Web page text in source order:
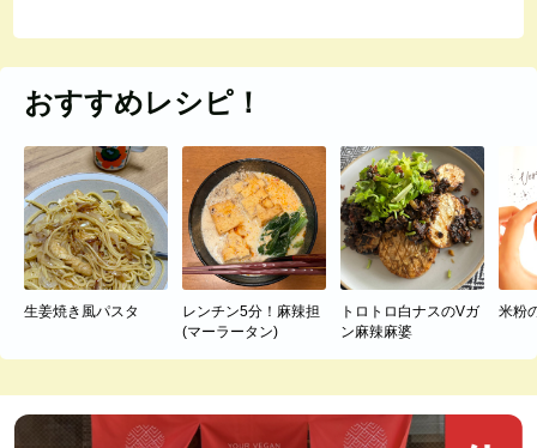
おすすめレシピ！
生姜焼き風パスタ
レンチン5分！麻辣担
(マーラータン)
トロトロ白ナスのVガ
ン麻辣麻婆
米粉